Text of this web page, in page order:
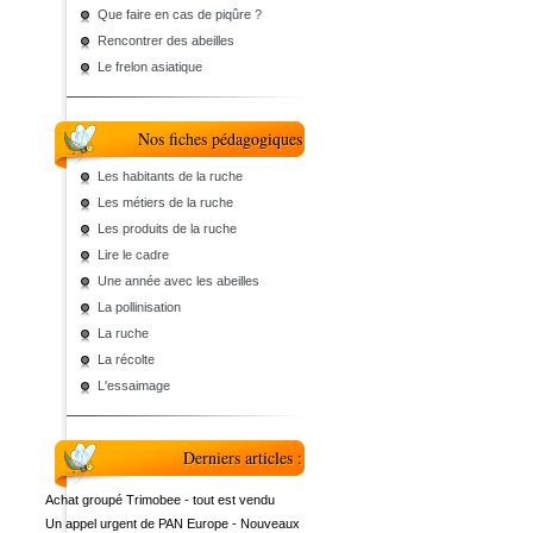
Que faire en cas de piqûre ?
Rencontrer des abeilles
Le frelon asiatique
Nos fiches pédagogiques
Les habitants de la ruche
Les métiers de la ruche
Les produits de la ruche
Lire le cadre
Une année avec les abeilles
La pollinisation
La ruche
La récolte
L'essaimage
Derniers articles :
Achat groupé Trimobee - tout est vendu
Un appel urgent de PAN Europe - Nouveaux